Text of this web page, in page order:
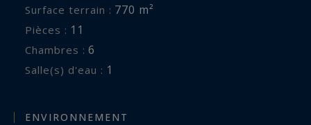
Surface terrain : 770 m²
Pièces : 11
Chambres : 6
Salle(s) d'eau : 1
ENVIRONNEMENT